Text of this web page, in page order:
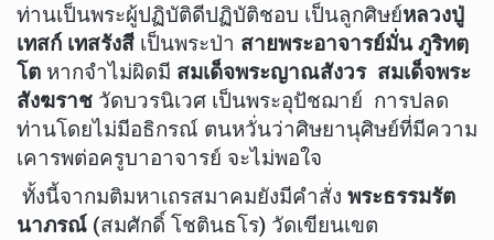
ท่านเป็นพระผู้ปฏิบัติดีปฏิบัติชอบ เป็นลูกศิษย์หลวงปู่
เทสก์ เทสรังสี เป็นพระป่า สายพระอาจารย์มั่น ภูริทตฺ
โต หากจำไม่ผิดมี สมเด็จพระญาณสังวร สมเด็จพระ
สังฆราช วัดบวรนิเวศ เป็นพระอุปัชฌาย์ การปลด
ท่านโดยไม่มีอธิกรณ์ ตนหวั่นว่าศิษยานุศิษย์ที่มีความ
เคารพต่อครูบาอาจารย์ จะไม่พอใจ
ทั้งนี้จากมติมหาเถรสมาคมยังมีคำสั่ง พระธรรมรัต
นาภรณ์ (สมศักดิ์ โชตินธโร) วัดเขียนเขต